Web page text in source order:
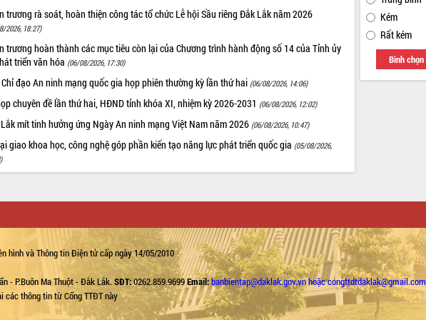
trương rà soát, hoàn thiện công tác tổ chức Lễ hội Sầu riêng Đắk Lắk năm 2026
2026, 18:27)
trương hoàn thành các mục tiêu còn lại của Chương trình hành động số 14 của Tỉnh ủy
triển văn hóa (06/08/2026, 17:30)
đạo An ninh mạng quốc gia họp phiên thường kỳ lần thứ hai (06/08/2026, 14:06)
chuyên đề lần thứ hai, HĐND tỉnh khóa XI, nhiệm kỳ 2026-2031 (06/08/2026, 12:02)
mít tinh hưởng ứng Ngày An ninh mạng Việt Nam năm 2026 (06/08/2026, 10:47)
giao khoa học, công nghệ góp phần kiến tạo năng lực phát triển quốc gia (05/08/2026,
Kém
Rất kém
Bình chọn
hình và Thông tin Điện tử cấp ngày 14/05/2010
- P.Buôn Ma Thuột - Đắk Lắk.SĐT:0262.859.9699Email:banbientap@daklak.gov.vn hoặc congttdtdaklak@gmail.com
các thông tin từ Cổng TTĐT này